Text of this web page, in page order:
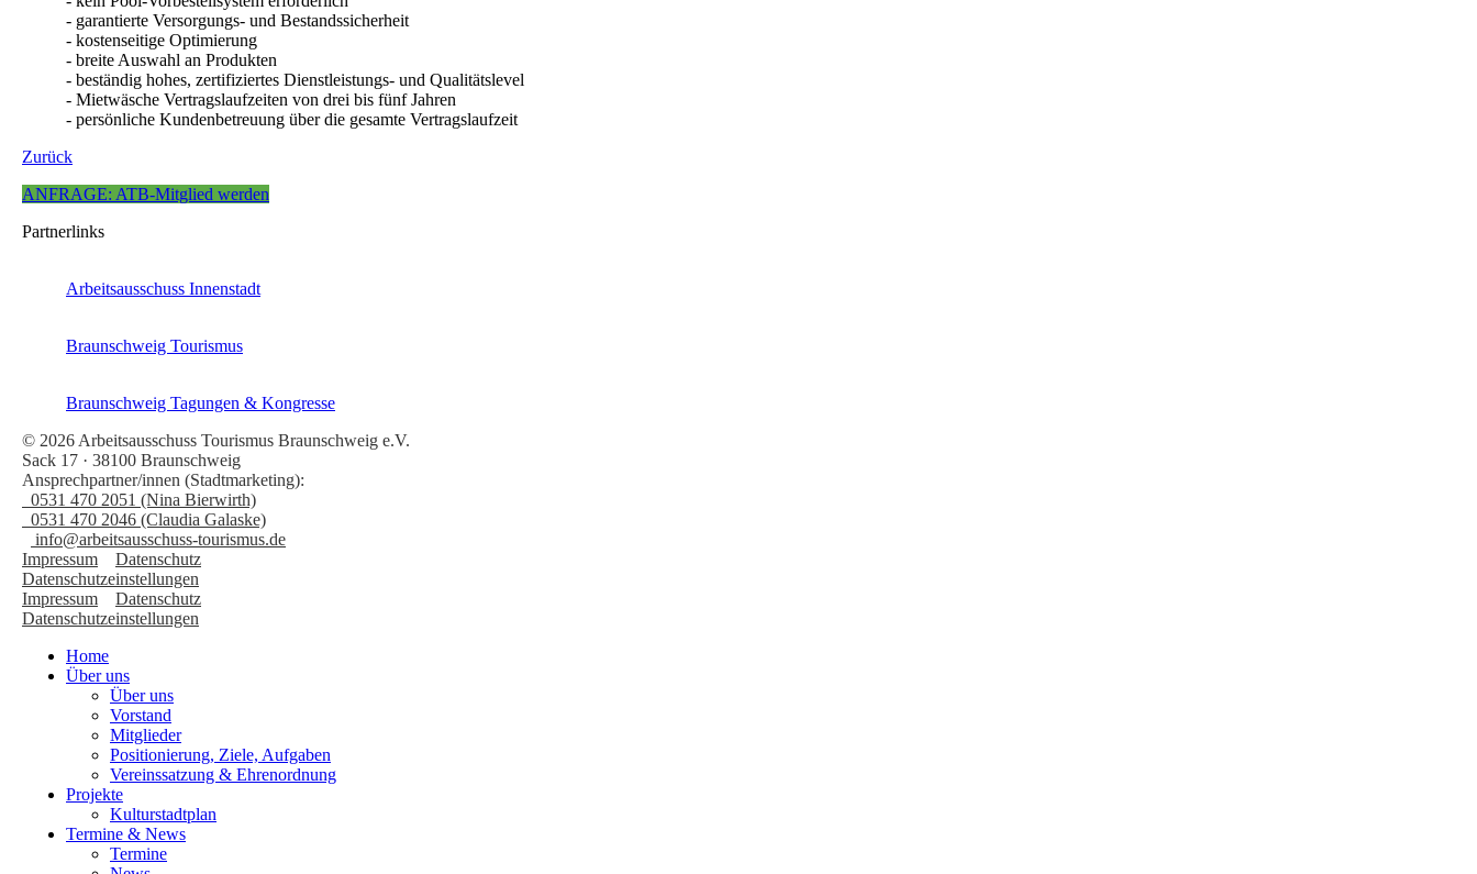
- garantierte Versorgungs- und Bestandssicherheit
- kostenseitige Optimierung
- breite Auswahl an Produkten
- beständig hohes, zertifiziertes Dienstleistungs- und Qualitätslevel
- Mietwäsche Vertragslaufzeiten von drei bis fünf Jahren
- persönliche Kundenbetreuung über die gesamte Vertragslaufzeit
Zurück
ANFRAGE: ATB-Mitglied werden
Partnerlinks
Arbeitsausschuss Innenstadt
Braunschweig Tourismus
Braunschweig Tagungen & Kongresse
© 2026 Arbeitsausschuss Tourismus Braunschweig e.V.
Sack 17 · 38100 Braunschweig
Ansprechpartner/innen (Stadtmarketing):
0531 470 2051 (Nina Bierwirth)
0531 470 2046 (Claudia Galaske)
info@arbeitsausschuss-tourismus.de
Impressum
Datenschutz
Datenschutzeinstellungen
Impressum
Datenschutz
Datenschutzeinstellungen
Home
Über uns
Über uns
Vorstand
Mitglieder
Positionierung, Ziele, Aufgaben
Vereinssatzung & Ehrenordnung
Projekte
Kulturstadtplan
Termine & News
Termine